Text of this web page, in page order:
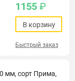
1155 ₽
В корзину
Быстрый заказ
мм, сорт Прима,